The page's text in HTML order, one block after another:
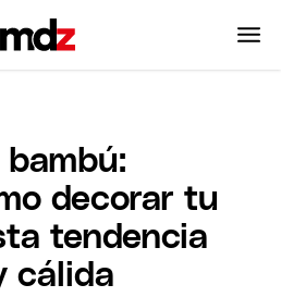
bambú:
decorar tu
tendencia
cálida